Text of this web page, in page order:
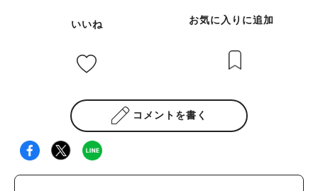
いいね お気に入りに追加
コメントを書く